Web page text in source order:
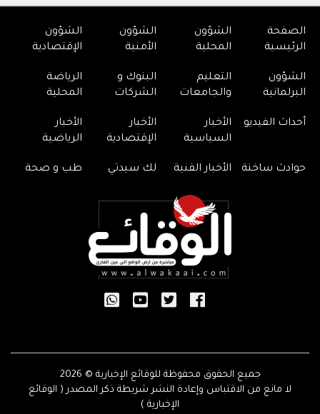
الصفحة
الرئيسية
الشؤون
المحلية
الشؤون
الأمنية
الشؤون
الإقتصادية
الشؤون
البرلمانية
التعليم
والجامعات
البنوك و
الشركات
الرياضة
المحلية
أحداث الفيديو
الأخبار
السياسية
الأخبار
الإقتصادية
الأخبار
الرياضية
حوادث ساخنة الأخبار الفنية لك سيدتي طب و صحة
جميع الحقوق محفوظة للوقائع الإخبارية © 2026
لا مانع من الاقتباس وإعادة النشر شريطة ذكر المصدر ( الوقائع
الإخبارية )